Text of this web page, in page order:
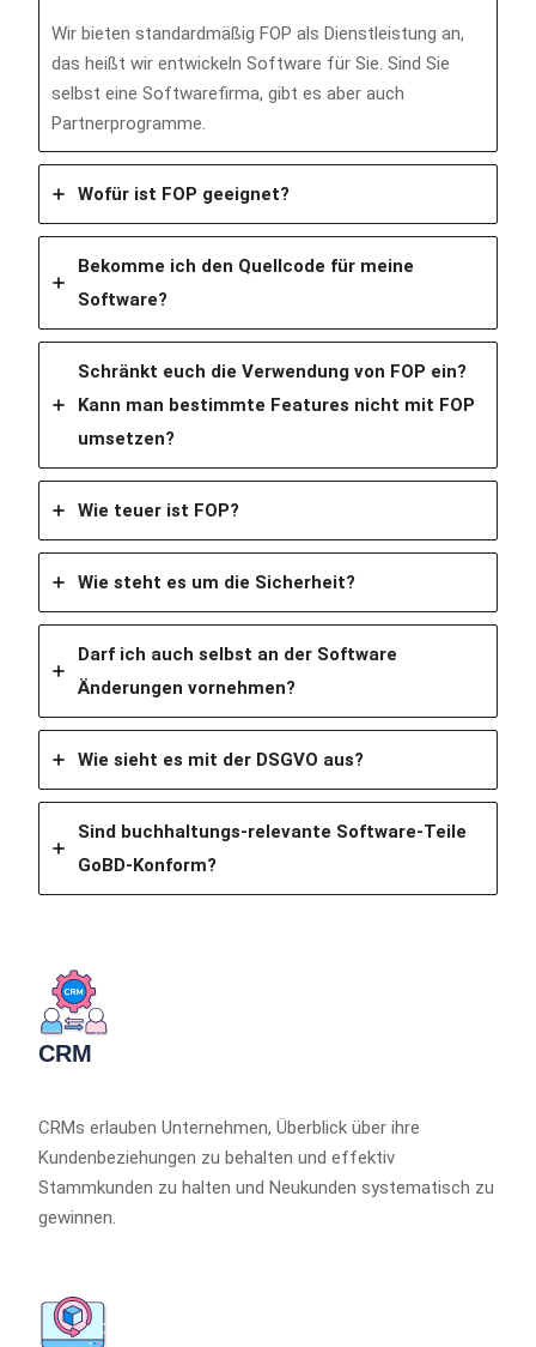
Wir bieten standardmäßig FOP als Dienstleistung an,
das heißt wir entwickeln Software für Sie. Sind Sie
selbst eine Softwarefirma, gibt es aber auch
Partnerprogramme.
Wofür ist FOP geeignet?
Bekomme ich den Quellcode für meine
Software?
Schränkt euch die Verwendung von FOP ein?
Kann man bestimmte Features nicht mit FOP
umsetzen?
Wie teuer ist FOP?
Wie steht es um die Sicherheit?
Darf ich auch selbst an der Software
Änderungen vornehmen?
Wie sieht es mit der DSGVO aus?
Sind buchhaltungs-relevante Software-Teile
GoBD-Konform?
CRM
CRMs erlauben Unternehmen, Überblick über ihre
Kundenbeziehungen zu behalten und effektiv
Stammkunden zu halten und Neukunden systematisch zu
gewinnen.